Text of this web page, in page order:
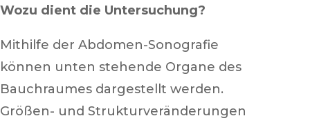
Wozu dient die Untersuchung?
Mithilfe der Abdomen-Sonografie
können unten stehende Organe des
Bauchraumes dargestellt werden.
Größen- und Strukturveränderungen